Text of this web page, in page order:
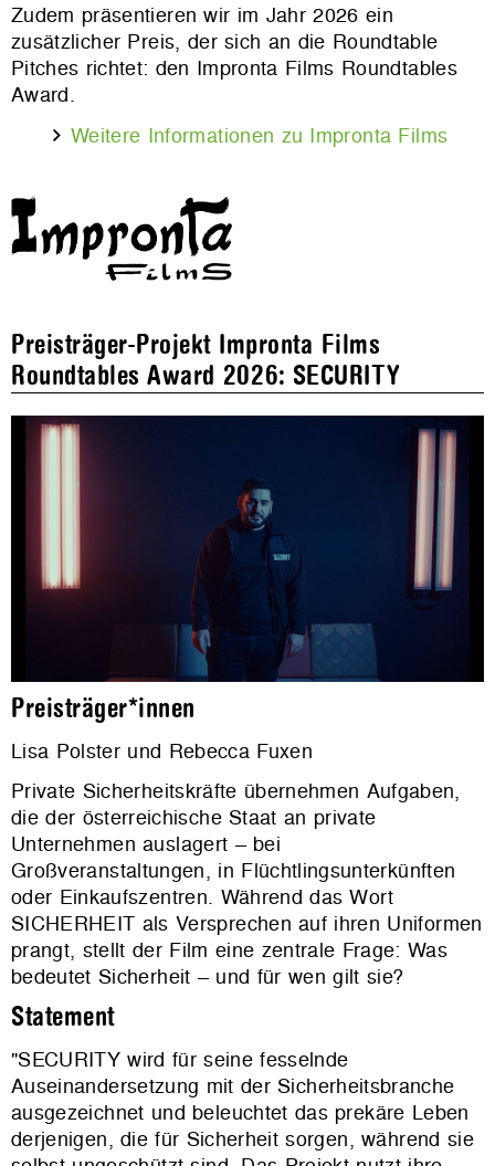
Zudem präsentieren wir im Jahr 2026 ein
zusätzlicher Preis, der sich an die Roundtable
Pitches richtet: den Impronta Films Roundtables
Award.
Weitere Informationen zu Impronta Films
Preisträger-Projekt Impronta Films
Roundtables Award 2026: SECURITY
Preisträger*innen
Lisa Polster und Rebecca Fuxen
Private Sicherheitskräfte übernehmen Aufgaben,
die der österreichische Staat an private
Unternehmen auslagert – bei
Großveranstaltungen, in Flüchtlingsunterkünften
oder Einkaufszentren. Während das Wort
SICHERHEIT als Versprechen auf ihren Uniformen
prangt, stellt der Film eine zentrale Frage: Was
bedeutet Sicherheit – und für wen gilt sie?
Statement
"SECURITY wird für seine fesselnde
Auseinandersetzung mit der Sicherheitsbranche
ausgezeichnet und beleuchtet das prekäre Leben
derjenigen, die für Sicherheit sorgen, während sie